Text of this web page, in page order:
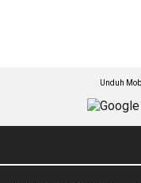
Unduh